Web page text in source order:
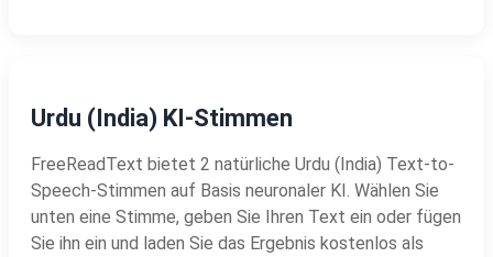
Urdu (India) KI-Stimmen
FreeReadText bietet 2 natürliche Urdu (India) Text-to-
Speech-Stimmen auf Basis neuronaler KI. Wählen Sie
unten eine Stimme, geben Sie Ihren Text ein oder fügen
Sie ihn ein und laden Sie das Ergebnis kostenlos als